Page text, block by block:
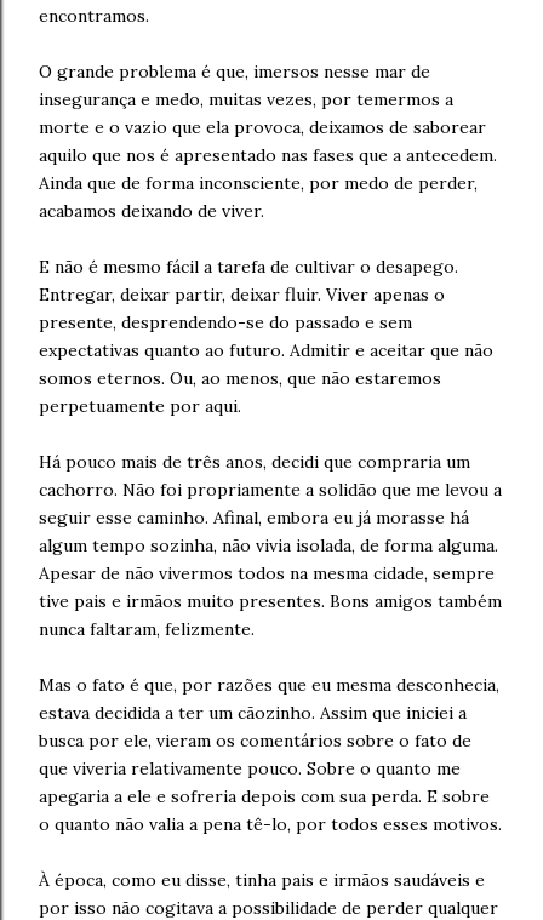
encontramos.
O grande problema é que, imersos nesse mar de
insegurança e medo, muitas vezes, por temermos a
morte e o vazio que ela provoca, deixamos de saborear
aquilo que nos é apresentado nas fases que a antecedem.
Ainda que de forma inconsciente, por medo de perder,
acabamos deixando de viver.
E não é mesmo fácil a tarefa de cultivar o desapego.
Entregar, deixar partir, deixar fluir. Viver apenas o
presente, desprendendo-se do passado e sem
expectativas quanto ao futuro. Admitir e aceitar que não
somos eternos. Ou, ao menos, que não estaremos
perpetuamente por aqui.
Há pouco mais de três anos, decidi que compraria um
cachorro. Não foi propriamente a solidão que me levou a
seguir esse caminho. Afinal, embora eu já morasse há
algum tempo sozinha, não vivia isolada, de forma alguma.
Apesar de não vivermos todos na mesma cidade, sempre
tive pais e irmãos muito presentes. Bons amigos também
nunca faltaram, felizmente.
Mas o fato é que, por razões que eu mesma desconhecia,
estava decidida a ter um cãozinho. Assim que iniciei a
busca por ele, vieram os comentários sobre o fato de
que viveria relativamente pouco. Sobre o quanto me
apegaria a ele e sofreria depois com sua perda. E sobre
o quanto não valia a pena tê-lo, por todos esses motivos.
À época, como eu disse, tinha pais e irmãos saudáveis e
por isso não cogitava a possibilidade de perder qualquer